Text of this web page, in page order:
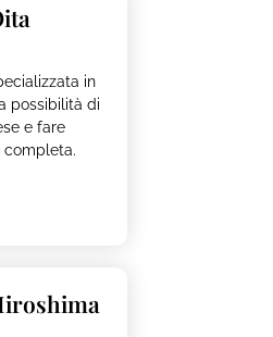
in
possibilità di
e fare
completa.